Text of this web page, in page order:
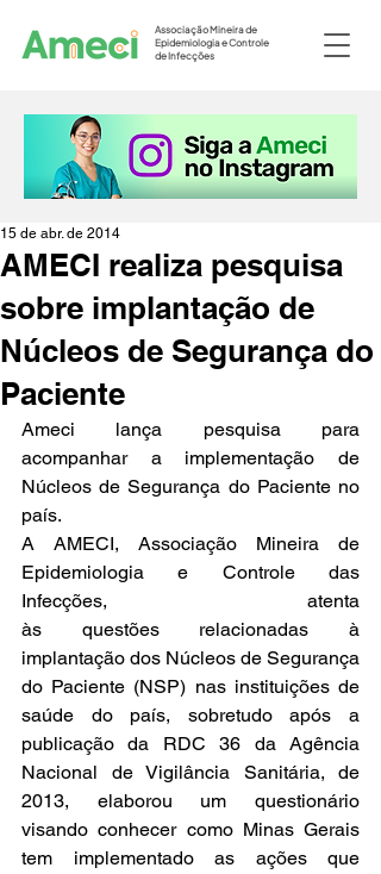
Associação Mineira de
Epidemiologia e Controle
de Infecções
AMECI realiza pesquisa
sobre implantação de
Núcleos de Segurança do
Paciente
15 de abr. de 2014
Ameci lança pesquisa para
acompanhar a implementação de
Núcleos de Segurança do Paciente no
país.
A AMECI, Associação Mineira de
Epidemiologia e Controle das
Infecções, atenta
às questões relacionadas à
implantação dos Núcleos de Segurança
do Paciente (NSP) nas instituições de
saúde do país, sobretudo após a
publicação da RDC 36 da Agência
Nacional de Vigilância Sanitária, de
2013, elaborou um questionário
visando conhecer como Minas Gerais
tem implementado as ações que